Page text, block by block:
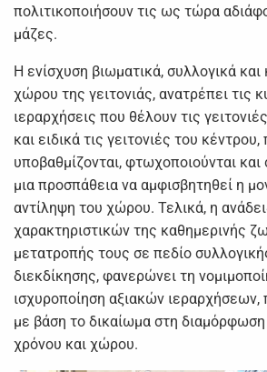
πολιτικοποιήσουν τις ως τώρα
μάζες.
Η ενίσχυση βιωματικά, συλλογικά και
χώρου της γειτονιάς, ανατρέπει τις
ιεραρχήσεις που θέλουν τις
και ειδικά τις γειτονιές του κέντρου,
υποβαθμίζονται, φτωχοποιούνται
μια προσπάθεια να αμφισβητηθεί η
αντίληψη του χώρου. Τελικά, η
χαρακτηριστικών της καθημερινής
μετατροπής τους σε πεδίο
διεκδίκησης, φανερώνει τη
ισχυροποίηση αξιακών ιεραρχήσεων,
με βάση το δικαίωμα στη
χρόνου και χώρου.